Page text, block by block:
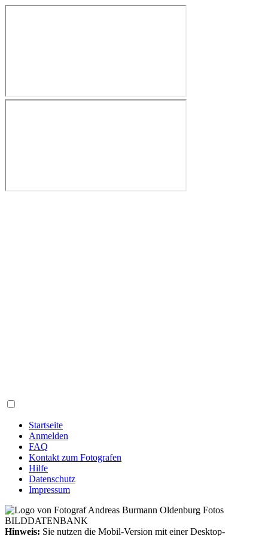
Startseite
Anmelden
FAQ
Kontakt zum Fotografen
Hilfe
Datenschutz
Impressum
Hinweis: Sie nutzen die Mobil-Version mit einer Desktop-